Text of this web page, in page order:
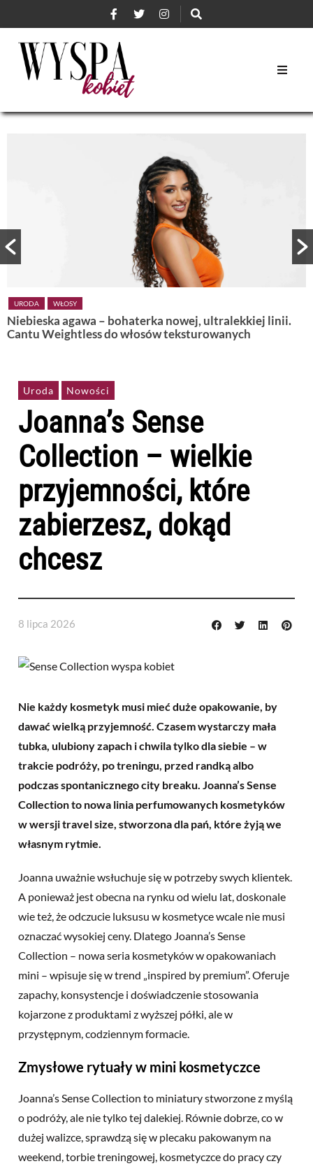
URODA WŁOSY
Niebieska agawa – bohaterka nowej, ultralekkiej linii.
Cantu Weightless do włosów teksturowanych
Uroda Nowości
Joanna’s Sense
Collection – wielkie
przyjemności, które
zabierzesz, dokąd
chcesz
8 lipca 2026
Nie każdy kosmetyk musi mieć duże opakowanie, by
dawać wielką przyjemność. Czasem wystarczy mała
tubka, ulubiony zapach i chwila tylko dla siebie – w
trakcie podróży, po treningu, przed randką albo
podczas spontanicznego city breaku. Joanna’s Sense
Collection to nowa linia perfumowanych kosmetyków
w wersji travel size, stworzona dla pań, które żyją we
własnym rytmie.
Joanna uważnie wsłuchuje się w potrzeby swych klientek.
A ponieważ jest obecna na rynku od wielu lat, doskonale
wie też, że odczucie luksusu w kosmetyce wcale nie musi
oznaczać wysokiej ceny. Dlatego Joanna’s Sense
Collection – nowa seria kosmetyków w opakowaniach
mini – wpisuje się w trend „inspired by premium”. Oferuje
zapachy, konsystencje i doświadczenie stosowania
kojarzone z produktami z wyższej półki, ale w
przystępnym, codziennym formacie.
Zmysłowe rytuały w mini kosmetyczce
Joanna’s Sense Collection to miniatury stworzone z myślą
o podróży, ale nie tylko tej dalekiej. Równie dobrze, co w
dużej walizce, sprawdzą się w plecaku pakowanym na
weekend, torbie treningowej, kosmetyczce do pracy czy